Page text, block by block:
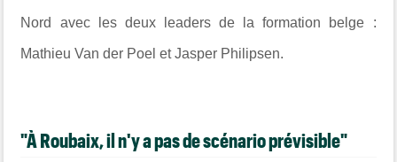
Nord avec les deux leaders de la formation belge :
Mathieu Van der Poel et Jasper Philipsen.
"À Roubaix, il n'y a pas de scénario prévisible"